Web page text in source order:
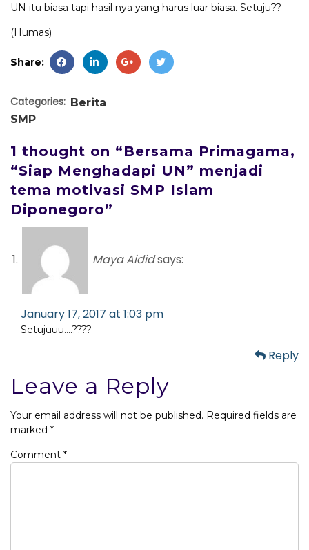
UN itu biasa tapi hasil nya yang harus luar biasa. Setuju??
(Humas)
Share:
Categories: Berita
SMP
1 thought on “Bersama Primagama,
“Siap Menghadapi UN” menjadi
tema motivasi SMP Islam
Diponegoro”
Maya Aididsays:
January 17, 2017 at 1:03 pm
Setujuuu….????
Reply
Leave a Reply
Your email address will not be published. Required fields are
marked *
Comment *